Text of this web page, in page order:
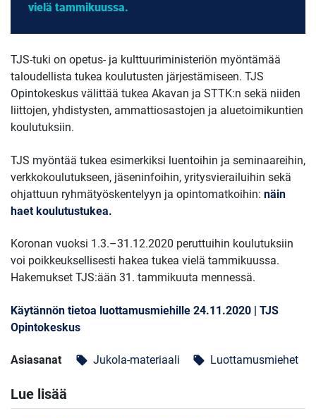
vielä tammikuussa.
TJS-tuki on opetus- ja kulttuuriministeriön myöntämää
taloudellista tukea koulutusten järjestämiseen. TJS
Opintokeskus välittää tukea Akavan ja STTK:n sekä niiden
liittojen, yhdistysten, ammattiosastojen ja aluetoimikuntien
koulutuksiin.
TJS myöntää tukea esimerkiksi luentoihin ja seminaareihin,
verkkokoulutukseen, jäseninfoihin, yritysvierailuihin sekä
ohjattuun ryhmätyöskentelyyn ja opintomatkoihin: näin
haet koulutustukea.
Koronan vuoksi 1.3.–31.12.2020 peruttuihin koulutuksiin
voi poikkeuksellisesti hakea tukea vielä tammikuussa.
Hakemukset TJS:ään 31. tammikuuta mennessä.
Käytännön tietoa luottamusmiehille 24.11.2020 | TJS
Opintokeskus
Asiasanat local_offer Jukola-materiaali local_offer Luottamusmiehet
Lue lisää